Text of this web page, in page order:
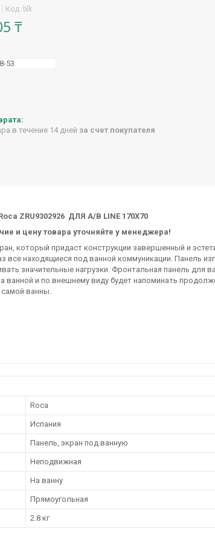
Код: blk
₸
53
в течение 14 дней за счет покупателя
ZRU9302926 ДЛЯ А/В LINE 170X70
и цену товара уточняйте у менеджера!
который придаст конструкции завершенный и
находящиеся под ванной коммуникации. Панель
значительные нагрузки. Фронтальная панель для
и по внешнему виду будет напоминать
самой ванны.
Roca
Испания
Панель, экран под ванную
Неподвижная
На ванну
Прямоугольная
2.8 кг